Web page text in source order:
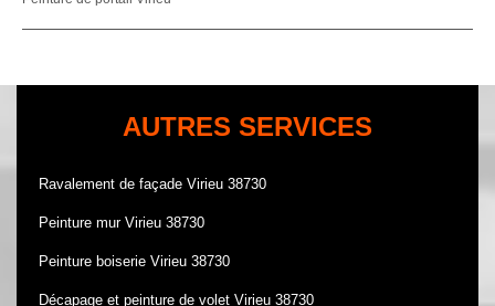
AUTRES SERVICES
Ravalement de façade Virieu 38730
Peinture mur Virieu 38730
Peinture boiserie Virieu 38730
Décapage et peinture de volet Virieu 38730